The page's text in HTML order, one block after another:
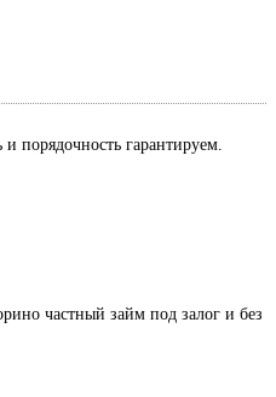
порядочность гарантируем.
частный займ под залог и без